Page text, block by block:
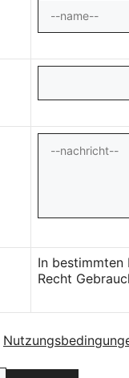
In bestimmten
Recht